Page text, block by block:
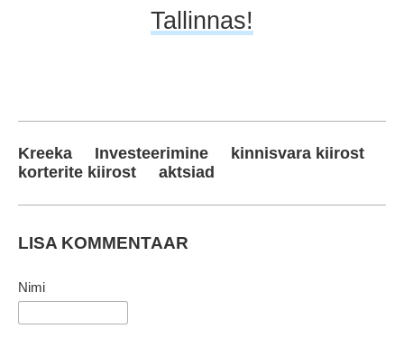
Tallinnas!
Kreeka Investeerimine
kinnisvara kiirost
korterite kiirost
aktsiad
LISA KOMMENTAAR
Nimi